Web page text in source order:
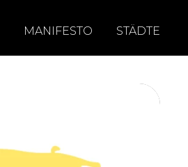
MANIFESTO STÄDTE